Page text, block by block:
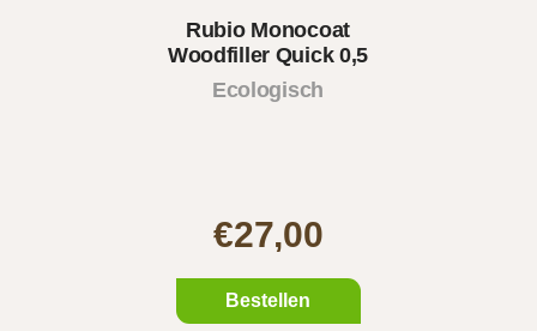
Rubio Monocoat
Woodfiller Quick 0,5
KG
Ecologisch
€27,00
Bestellen